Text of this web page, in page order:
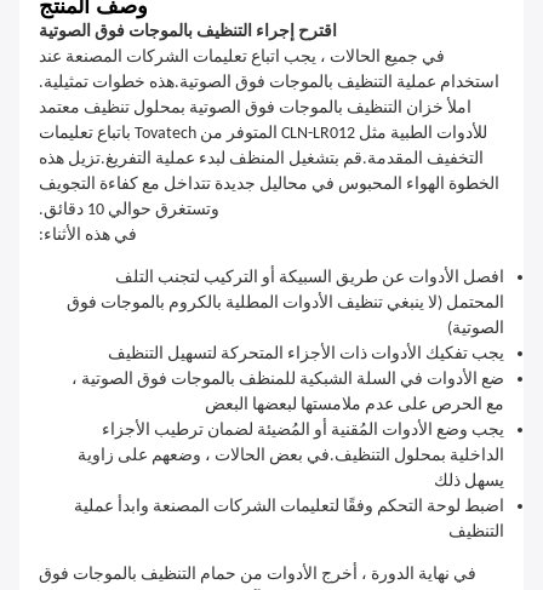
وصف المنتج
اقترح إجراء التنظيف بالموجات فوق الصوتية
في جميع الحالات ، يجب اتباع تعليمات الشركات المصنعة عند
استخدام عملية التنظيف بالموجات فوق الصوتية.هذه خطوات تمثيلية.
املأ خزان التنظيف بالموجات فوق الصوتية بمحلول تنظيف معتمد
للأدوات الطبية مثل CLN-LR012 المتوفر من Tovatech باتباع تعليمات
التخفيف المقدمة.قم بتشغيل المنظف لبدء عملية التفريغ.تزيل هذه
الخطوة الهواء المحبوس في محاليل جديدة تتداخل مع كفاءة التجويف
وتستغرق حوالي 10 دقائق.
في هذه الأثناء:
افصل الأدوات عن طريق السبيكة أو التركيب لتجنب التلف
المحتمل (لا ينبغي تنظيف الأدوات المطلية بالكروم بالموجات فوق
الصوتية)
يجب تفكيك الأدوات ذات الأجزاء المتحركة لتسهيل التنظيف
ضع الأدوات في السلة الشبكية للمنظف بالموجات فوق الصوتية ،
مع الحرص على عدم ملامستها لبعضها البعض
يجب وضع الأدوات المُقنية أو المُضيئة لضمان ترطيب الأجزاء
الداخلية بمحلول التنظيف.في بعض الحالات ، وضعهم على زاوية
يسهل ذلك
اضبط لوحة التحكم وفقًا لتعليمات الشركات المصنعة وابدأ عملية
التنظيف
في نهاية الدورة ، أخرج الأدوات من حمام التنظيف بالموجات فوق